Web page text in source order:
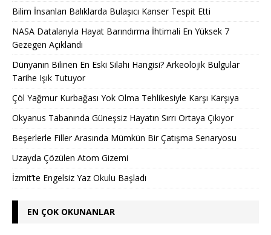
Bilim İnsanları Balıklarda Bulaşıcı Kanser Tespit Etti
NASA Datalarıyla Hayat Barındırma İhtimali En Yüksek 7
Gezegen Açıklandı
Dünyanın Bilinen En Eski Silahı Hangisi? Arkeolojik Bulgular
Tarihe Işık Tutuyor
Çöl Yağmur Kurbağası Yok Olma Tehlikesiyle Karşı Karşıya
Okyanus Tabanında Güneşsiz Hayatın Sırrı Ortaya Çıkıyor
Beşerlerle Filler Arasında Mümkün Bir Çatışma Senaryosu
Uzayda Çözülen Atom Gizemi
İzmit’te Engelsiz Yaz Okulu Başladı
EN ÇOK OKUNANLAR